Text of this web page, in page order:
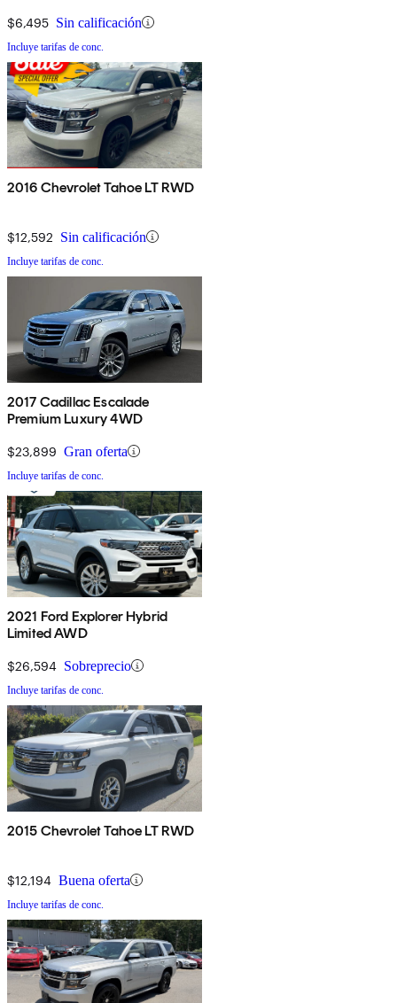
$6,495 Sin calificación
Incluye tarifas de conc.
2016 Chevrolet Tahoe LT RWD
$12,592 Sin calificación
Incluye tarifas de conc.
2017 Cadillac Escalade
Premium Luxury 4WD
$23,899 Gran oferta
Incluye tarifas de conc.
2021 Ford Explorer Hybrid
Limited AWD
$26,594 Sobreprecio
Incluye tarifas de conc.
2015 Chevrolet Tahoe LT RWD
$12,194 Buena oferta
Incluye tarifas de conc.